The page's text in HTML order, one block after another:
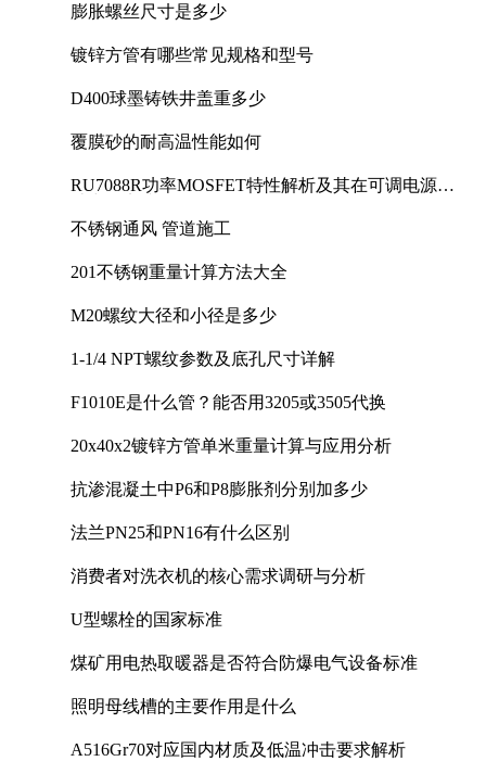
膨胀螺丝尺寸是多少
镀锌方管有哪些常见规格和型号
D400球墨铸铁井盖重多少
覆膜砂的耐高温性能如何
RU7088R功率MOSFET特性解析及其在可调电源设
不锈钢通风 管道施工
201不锈钢重量计算方法大全
M20螺纹大径和小径是多少
1-1/4 NPT螺纹参数及底孔尺寸详解
F1010E是什么管？能否用3205或3505代换
20x40x2镀锌方管单米重量计算与应用分析
抗渗混凝土中P6和P8膨胀剂分别加多少
法兰PN25和PN16有什么区别
消费者对洗衣机的核心需求调研与分析
U型螺栓的国家标准
煤矿用电热取暖器是否符合防爆电气设备标准
照明母线槽的主要作用是什么
A516Gr70对应国内材质及低温冲击要求解析